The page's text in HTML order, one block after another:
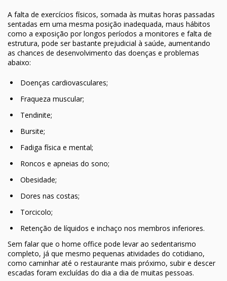
A falta de exercícios físicos, somada às muitas horas passadas
sentadas em uma mesma posição inadequada, maus hábitos
como a exposição por longos períodos a monitores e falta de
estrutura, pode ser bastante prejudicial à saúde, aumentando
as chances de desenvolvimento das doenças e problemas
abaixo:
Doenças cardiovasculares;
Fraqueza muscular;
Tendinite;
Bursite;
Fadiga física e mental;
Roncos e apneias do sono;
Obesidade;
Dores nas costas;
Torcicolo;
Retenção de líquidos e inchaço nos membros inferiores.
Sem falar que o home office pode levar ao sedentarismo
completo, já que mesmo pequenas atividades do cotidiano,
como caminhar até o restaurante mais próximo, subir e descer
escadas foram excluídas do dia a dia de muitas pessoas.